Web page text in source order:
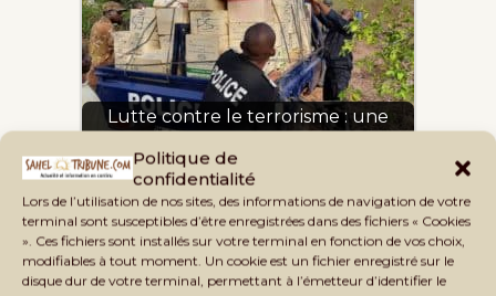
Politique de
confidentialité
Lors de l’utilisation de nos sites, des informations de navigation de votre
terminal sont susceptibles d’être enregistrées dans des fichiers « Cookies
». Ces fichiers sont installés sur votre terminal en fonction de vos choix,
modifiables à tout moment. Un cookie est un fichier enregistré sur le
disque dur de votre terminal, permettant à l’émetteur d’identifier le
Lutte contre le terrorisme : une